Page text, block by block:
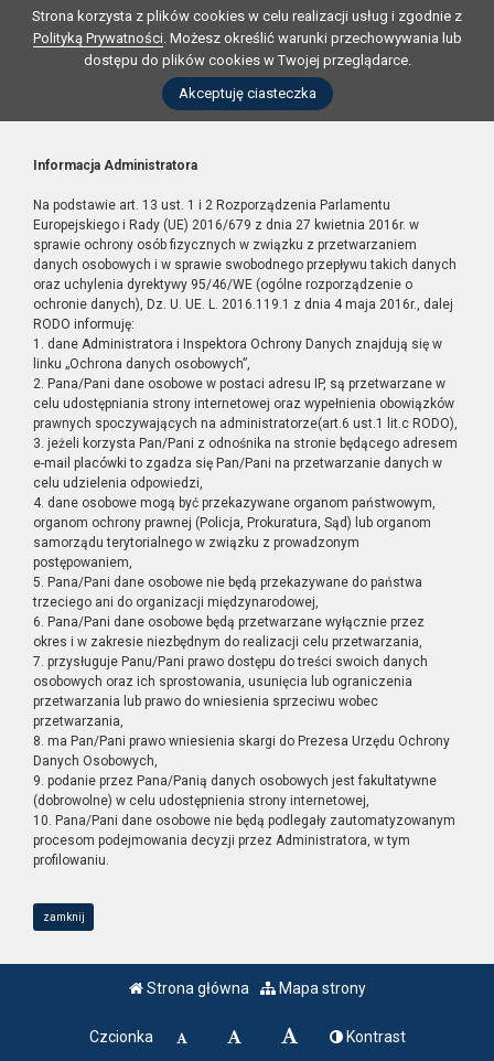
Strona korzysta z plików cookies w celu realizacji usług i zgodnie z
Polityką Prywatności. Możesz określić warunki przechowywania lub
dostępu do plików cookies w Twojej przeglądarce.
Akceptuję ciasteczka
Informacja Administratora
Na podstawie art. 13 ust. 1 i 2 Rozporządzenia Parlamentu
Europejskiego i Rady (UE) 2016/679 z dnia 27 kwietnia 2016r. w
sprawie ochrony osób fizycznych w związku z przetwarzaniem
danych osobowych i w sprawie swobodnego przepływu takich danych
oraz uchylenia dyrektywy 95/46/WE (ogólne rozporządzenie o
ochronie danych), Dz. U. UE. L. 2016.119.1 z dnia 4 maja 2016r., dalej
RODO informuję:
1. dane Administratora i Inspektora Ochrony Danych znajdują się w
linku „Ochrona danych osobowych”,
2. Pana/Pani dane osobowe w postaci adresu IP, są przetwarzane w
celu udostępniania strony internetowej oraz wypełnienia obowiązków
prawnych spoczywających na administratorze(art.6 ust.1 lit.c RODO),
3. jeżeli korzysta Pan/Pani z odnośnika na stronie będącego adresem
e-mail placówki to zgadza się Pan/Pani na przetwarzanie danych w
celu udzielenia odpowiedzi,
4. dane osobowe mogą być przekazywane organom państwowym,
organom ochrony prawnej (Policja, Prokuratura, Sąd) lub organom
samorządu terytorialnego w związku z prowadzonym
postępowaniem,
5. Pana/Pani dane osobowe nie będą przekazywane do państwa
trzeciego ani do organizacji międzynarodowej,
6. Pana/Pani dane osobowe będą przetwarzane wyłącznie przez
okres i w zakresie niezbędnym do realizacji celu przetwarzania,
7. przysługuje Panu/Pani prawo dostępu do treści swoich danych
osobowych oraz ich sprostowania, usunięcia lub ograniczenia
przetwarzania lub prawo do wniesienia sprzeciwu wobec
przetwarzania,
8. ma Pan/Pani prawo wniesienia skargi do Prezesa Urzędu Ochrony
Danych Osobowych,
9. podanie przez Pana/Panią danych osobowych jest fakultatywne
(dobrowolne) w celu udostępnienia strony internetowej,
10. Pana/Pani dane osobowe nie będą podlegały zautomatyzowanym
procesom podejmowania decyzji przez Administratora, w tym
profilowaniu.
zamknij
Strona główna Mapa strony
Czcionka Kontrast